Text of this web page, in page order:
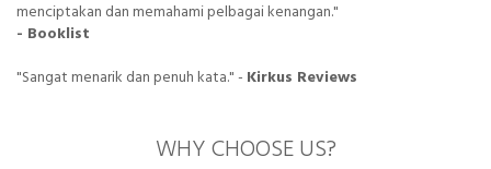
menciptakan dan memahami pelbagai kenangan."
- Booklist
"Sangat menarik dan penuh kata." - Kirkus Reviews
WHY CHOOSE US?